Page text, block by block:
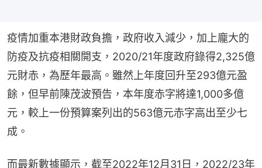
疫情加重本港財政負擔，政府收入減少，加上龐大的
防疫及抗疫相關開支，2020/21年度政府錄得2,325億
元財赤，為歷年最高。雖然上年度回升至293億元盈
餘，但早前陳茂波預告，本年度赤字將達1,000多億
元，較上一份預算案列出的563億元赤字高出至少七
成。
而最新數據顯示，截至2022年12月31日，2022/23年